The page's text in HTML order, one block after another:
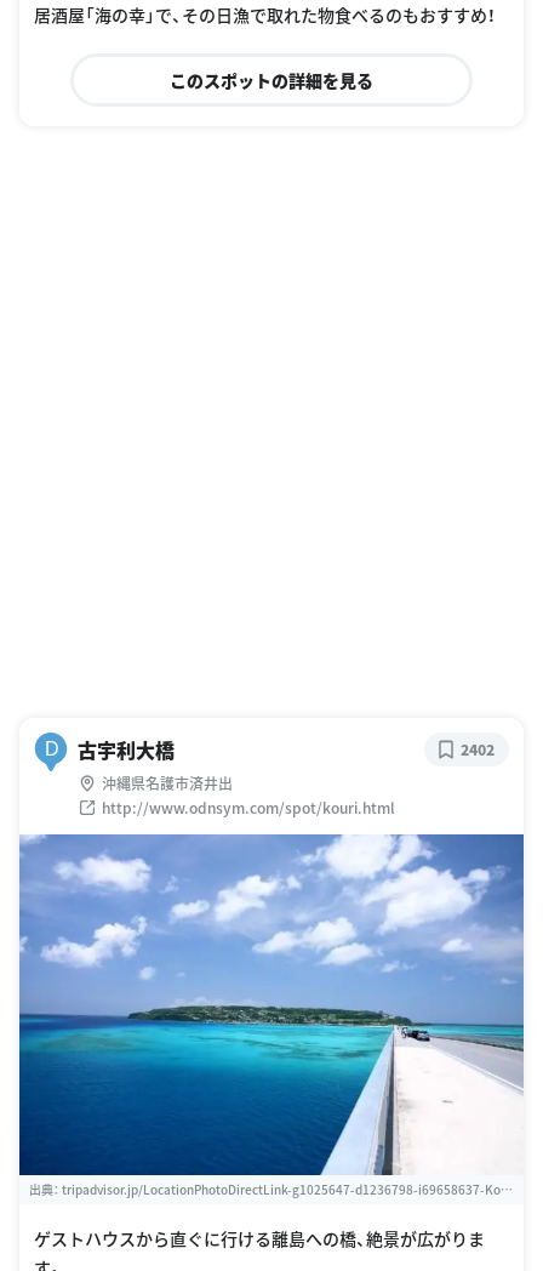
居酒屋「海の幸」で、その日漁で取れた物食べるのもおすすめ！
このスポットの詳細を見る
D 古宇利大橋
沖縄県名護市済井出
http://www.odnsym.com/spot/kouri.html
2402
出典： tripadvisor.jp/LocationPhotoDirectLink-g1025647-d1236798-i69658637-Kour
ゲストハウスから直ぐに行ける離島への橋、絶景が広がりま